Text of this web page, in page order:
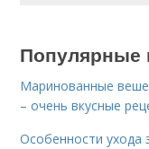
Популярные
Маринованные
– очень вкусные
Особенности